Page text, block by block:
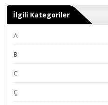
İlgili Kategoriler
A
B
C
Ç